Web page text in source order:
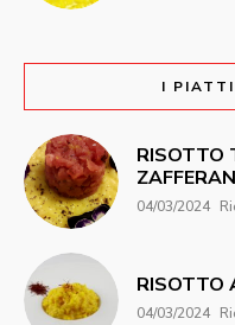
I
RISOTTO
04/03/2024
RISOTTO
04/03/2024